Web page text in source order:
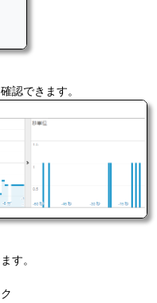
認できます。
す。